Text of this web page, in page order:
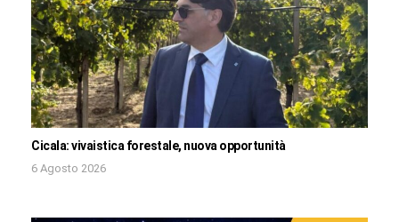
Cicala: vivaistica forestale, nuova opportunità
6 Agosto 2026